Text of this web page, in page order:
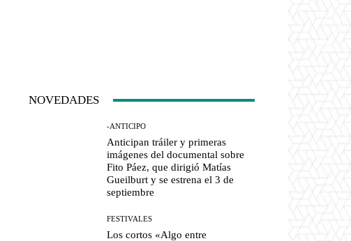
NOVEDADES
-ANTICIPO
Anticipan tráiler y primeras
imágenes del documental sobre
Fito Páez, que dirigió Matías
Gueilburt y se estrena el 3 de
septiembre
FESTIVALES
Los cortos «Algo entre